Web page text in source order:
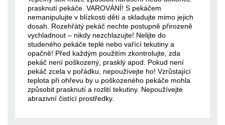
prasknutí pekáče. VAROVÁNÍ! S pekáčem
nemanipulujte v blízkosti dětí a skladujte mimo jejich
dosah. Rozehřátý pekáč nechte postupně přirozeně
vychladnout – nikdy nezchlazujte! Nelijte do
studeného pekáče teplé nebo vařící tekutiny a
opačně! Před každým použitím zkontrolujte, zda
pekáč není poškozený, prasklý apod. Pokud není
pekáč zcela v pořádku, nepoužívejte ho! Vzrůstající
teplota při ohřevu by u poškozeného pekáče mohla
způsobit prasknutí a rozlití tekutiny. Nepoužívejte
abrazivní čistící prostředky.